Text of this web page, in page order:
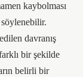
kaybolması
davranış
bir şekilde
belirli bir